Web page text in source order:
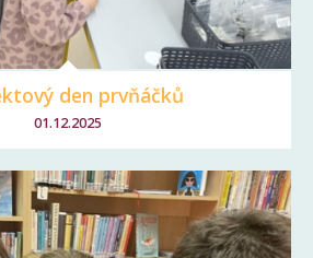
den prvňáčků
01.12.2025